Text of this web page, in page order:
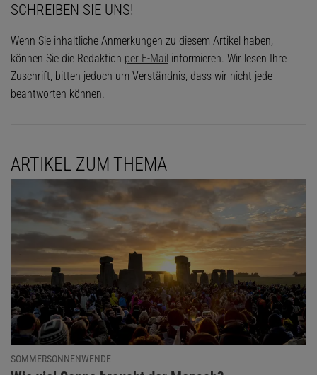
SCHREIBEN SIE UNS!
Wenn Sie inhaltliche Anmerkungen zu diesem Artikel haben,
können Sie die Redaktion per E-Mail informieren. Wir lesen Ihre
Zuschrift, bitten jedoch um Verständnis, dass wir nicht jede
beantworten können.
ARTIKEL ZUM THEMA
SOMMERSONNENWENDE